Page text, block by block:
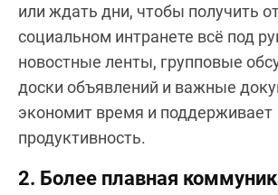
или ждать дни, чтобы получить
социальном интранете всё под
новостные ленты, групповые
доски объявлений и важные
экономит время и поддерживает
продуктивность.
2. Более плавная